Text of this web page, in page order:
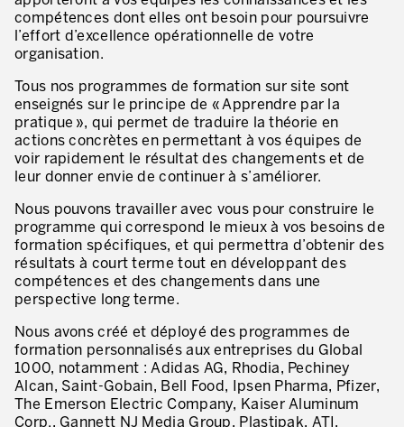
Evaluation de la maturité de la culture d’excellence opérationnelle
20 ans d’expérience Lean dans les services
Améliorer la qualité du service aux clients
Décloisonner et piloter les processus
Value Stream Management
Développement de nouveaux produits
Management visuel
5S et Lean Office
Indicateurs de performance
Lean Six Sigma et voix du client
compétences dont elles ont besoin pour poursuivre
l’effort d’excellence opérationnelle de votre
organisation.
Tous nos programmes de formation sur site sont
enseignés sur le principe de « Apprendre par la
pratique », qui permet de traduire la théorie en
actions concrètes en permettant à vos équipes de
voir rapidement le résultat des changements et de
leur donner envie de continuer à s’améliorer.
Nous pouvons travailler avec vous pour construire le
programme qui correspond le mieux à vos besoins de
formation spécifiques, et qui permettra d’obtenir des
résultats à court terme tout en développant des
compétences et des changements dans une
perspective long terme.
Nous avons créé et déployé des programmes de
formation personnalisés aux entreprises du Global
1000, notamment : Adidas AG, Rhodia, Pechiney
Alcan, Saint-Gobain, Bell Food, Ipsen Pharma, Pfizer,
The Emerson Electric Company, Kaiser Aluminum
Corp., Gannett NJ Media Group, Plastipak, ATI,